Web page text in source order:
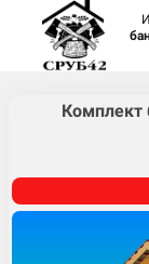
Комплект